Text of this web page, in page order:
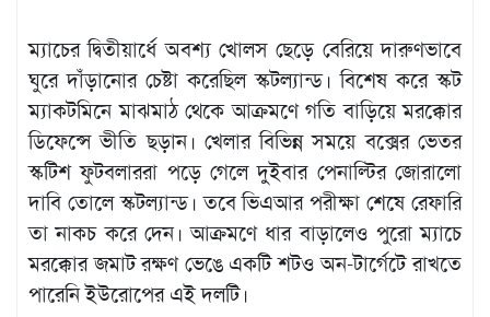
ম্যাচের দ্বিতীয়ার্ধে অবশ্য খোলস ছেড়ে বেরিয়ে দারুণভাবে
ঘুরে দাঁড়ানোর চেষ্টা করেছিল স্কটল্যান্ড। বিশেষ করে স্কট
ম্যাকটমিনে মাঝমাঠ থেকে আক্রমণে গতি বাড়িয়ে মরক্কোর
ডিফেন্সে ভীতি ছড়ান। খেলার বিভিন্ন সময়ে বক্সের ভেতর
স্কটিশ ফুটবলাররা পড়ে গেলে দুইবার পেনাল্টির জোরালো
দাবি তোলে স্কটল্যান্ড। তবে ভিএআর পরীক্ষা শেষে রেফারি
তা নাকচ করে দেন। আক্রমণে ধার বাড়ালেও পুরো ম্যাচে
মরক্কোর জমাট রক্ষণ ভেঙে একটি শটও অন-টার্গেটে রাখতে
পারেনি ইউরোপের এই দলটি।